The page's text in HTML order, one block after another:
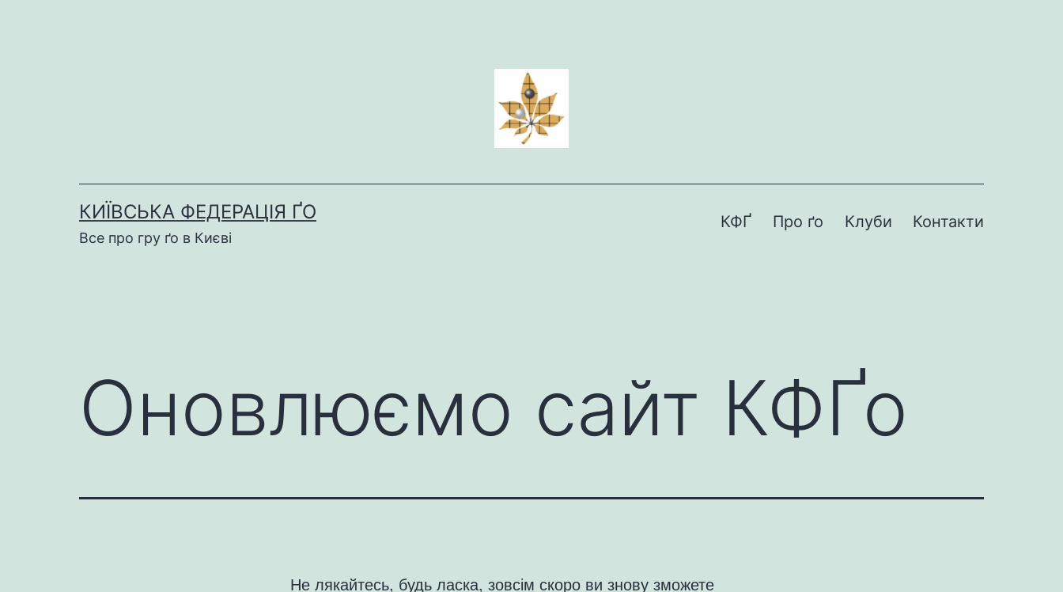
КИЇВСЬКА ФЕДЕРАЦІЯ ҐО
Все про гру ґо в Києві
КФҐ Про ґо Клуби Контакти
Оновлюємо сайт КФҐо
Не лякайтесь, будь ласка, зовсім скоро ви знову зможете